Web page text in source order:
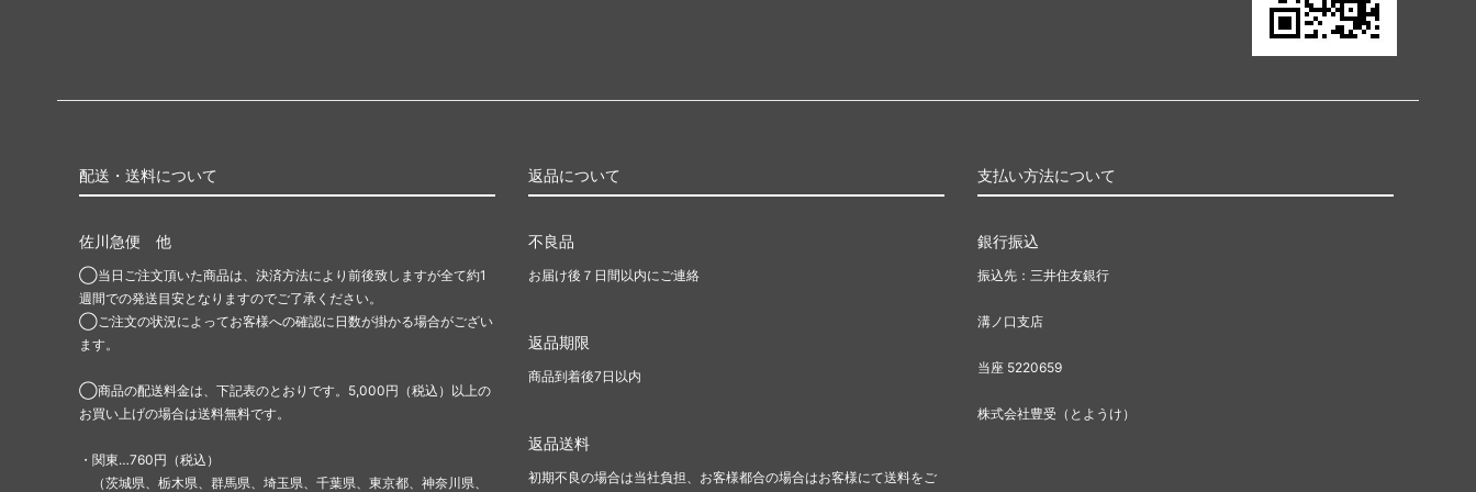
配送・送料について
佐川急便 他
◯当日ご注文頂いた商品は、決済方法により前後致しますが全て約1
週間での発送目安となりますのでご了承ください。
◯ご注文の状況によってお客様への確認に日数が掛かる場合がござい
ます。
◯商品の配送料金は、下記表のとおりです。5,000円（税込）以上の
お買い上げの場合は送料無料です。
・関東…760円（税込）
（茨城県、栃木県、群馬県、埼玉県、千葉県、東京都、神奈川県、
返品について
不良品
お届け後７日間以内にご連絡
返品期限
商品到着後7日以内
返品送料
初期不良の場合は当社負担、お客様都合の場合はお客様にて送料をご
支払い方法について
銀行振込
振込先：三井住友銀行
溝ノ口支店
当座 5220659
株式会社豊受（とようけ）